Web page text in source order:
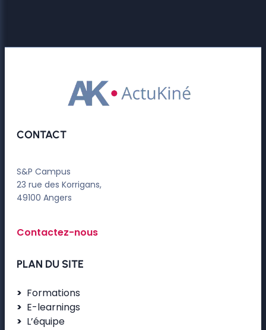
CONTACT
S&P Campus
23 rue des Korrigans,
49100 Angers
Contactez-nous
PLAN DU SITE
Formations
E-learnings
L’équipe